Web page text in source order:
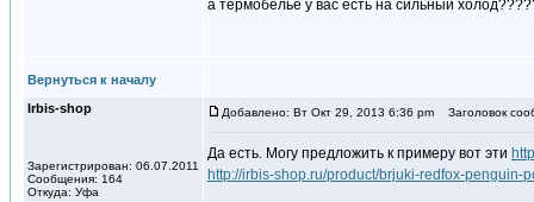
а термобелье у вас есть на сильный
Вернуться к началу
Irbis-shop
Зарегистрирован: 06.07.2011
Сообщения: 164
Откуда: Уфа
Добавлено: Вт Окт 29, 2013 6:36 pm Заголовок
Да есть. Могу предложить к примеру вот эти
http://irbis-shop.ru/product/brjuki-redfox-penguin-